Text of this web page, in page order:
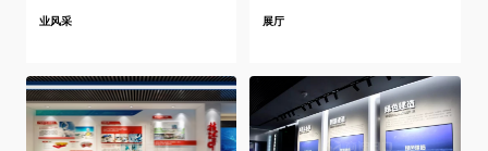
业风采 展厅